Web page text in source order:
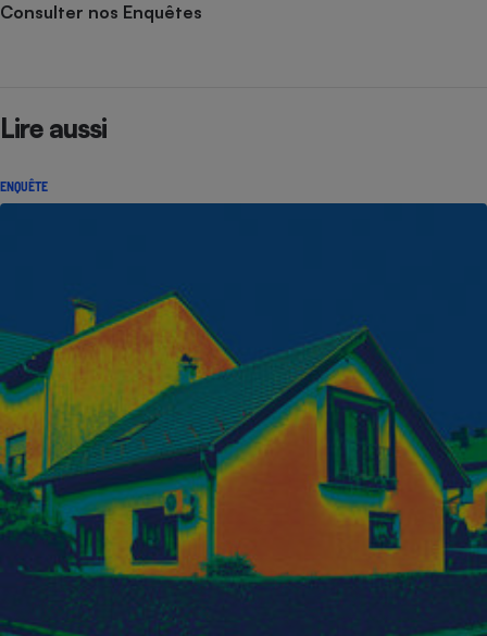
Consulter nos Enquêtes
Lire aussi
ENQUÊTE